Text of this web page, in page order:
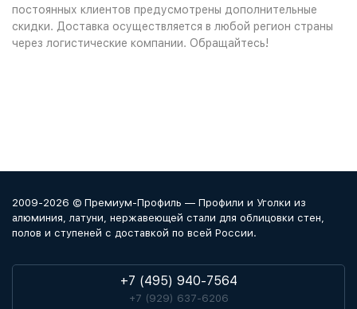
постоянных клиентов предусмотрены дополнительные
скидки. Доставка осуществляется в любой регион страны
через логистические компании. Обращайтесь!
2009-2026 © Премиум-Профиль — Профили и Уголки из
алюминия, латуни, нержавеющей стали для облицовки стен,
полов и ступеней с доставкой по всей России.
+7 (495) 940-7564
+7 (929) 637-6206